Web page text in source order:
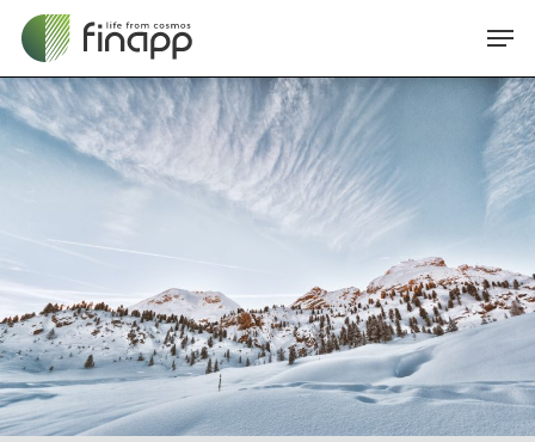
Skip
main
content